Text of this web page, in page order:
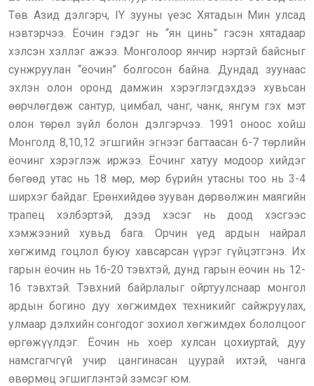
Төв Азид дэлгэрч, IY зууны үеэс Хятадын Мин улсад
нэвтэрчээ. Ёочин гэдэг нь “ян цинь” гэсэн хятадаар
хэлсэн хэллэг ажээ. Монголоор янчир нэртэй байсныг
сунжруулан “ёочин” болгосон байна. Дундад зуунаас
эхлэн олон оронд дамжин хэрэглэгдэхдээ хувьсан
өөрчлөгдөж сантур, цимбал, чанг, чанк, янгум гэх мэт
олон төрөл зүйл болон дэлгэрчээ. 1991 оноос хойш
Монголд 8,10,12 эгшгийн эгнээг багтаасан 6-7 төрлийн
ёочинг хэрэглэж иржээ. Ёочинг хатуу модоор хийдэг
бөгөөд утас нь 18 мөр, мөр бүрийн утасны тоо нь 3-4
ширхэг байдаг. Ерөнхийдөө зууван дөрвөлжин маягийн
трапец хэлбэртэй, дээд хэсэг нь доод хэсгээс
хэмжээний хувьд бага. Орчин үед ардын найрал
хөгжимд гоцлол буюу хавсарсан үүрэг гүйцэтгэнэ. Их
гарын ёочин нь 16-20 тэвхтэй, дунд гарын ёочин нь 12-
16 тэвхтэй. Тэвхний байрлалыг ойртуулснаар монгол
ардын богино дуу хөгжимдөх техникийг сайжруулах,
улмаар дэлхийн сонгодог зохиол хөгжимдөх бололцоог
өргөжүүлдэг. Ёочин нь хоёр хулсан цохиуртай, дуу
намсгагчгүй учир цангинасан цуурай ихтэй, чанга
өвөрмөц эгшиглэнтэй зэмсэг юм.